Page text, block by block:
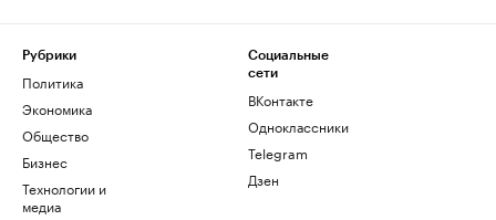
Рубрики
Политика
Экономика
Общество
Бизнес
Технологии и
медиа
Социальные
сети
ВКонтакте
Одноклассники
Telegram
Дзен